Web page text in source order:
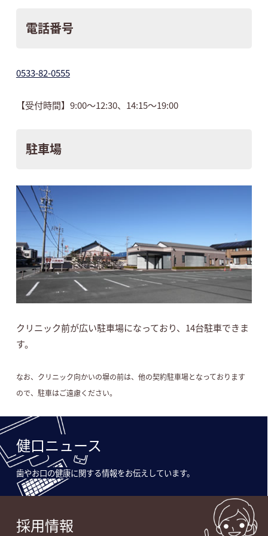
電話番号
0533-82-0555
【受付時間】9:00～12:30、14:15～19:00
駐車場
クリニック前が広い駐車場になっており、14台駐車できま
す。
なお、クリニック向かいの塀の前は、他の契約駐車場となっております
ので、駐車はご遠慮ください。
健口ニュース
歯やお口の健康に関する情報をお伝えしています。
採用情報